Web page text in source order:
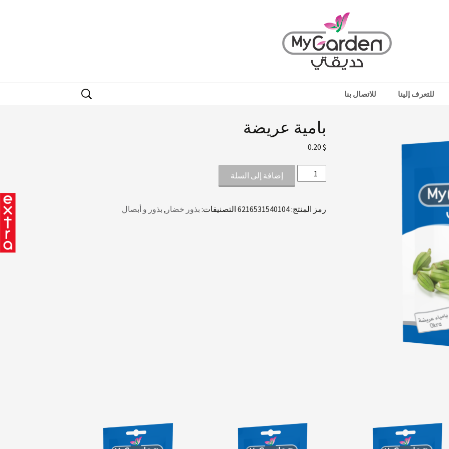
أزهار
للتعرف إلينا للاتصال بنا
البحث
عن:
بامية عريضة
0.20$
كمية
بامية
إضافة إلى السلة
رمز المنتج:6216531540104 التصنيفات: بذور خضار , بذور و أبصال